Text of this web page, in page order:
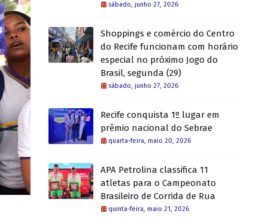
sábado, junho 27, 2026
Shoppings e comércio do Centro
do Recife funcionam com horário
especial no próximo Jogo do
Brasil, segunda (29)
sábado, junho 27, 2026
Recife conquista 1º lugar em
prêmio nacional do Sebrae
quarta-feira, maio 20, 2026
APA Petrolina classifica 11
atletas para o Campeonato
Brasileiro de Corrida de Rua
quinta-feira, maio 21, 2026